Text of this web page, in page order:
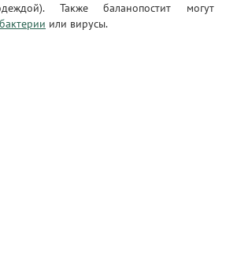
Также баланопостит могут
бактерии или вирусы.